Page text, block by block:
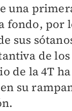
una
fondo, por
sus
de
de la 4T
su